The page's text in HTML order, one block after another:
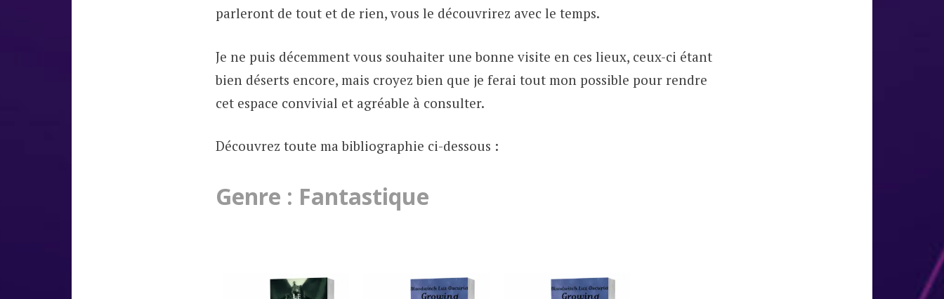
parleront de tout et de rien, vous le découvrirez avec le temps.
Je ne puis décemment vous souhaiter une bonne visite en ces lieux, ceux-ci étant
bien déserts encore, mais croyez bien que je ferai tout mon possible pour rendre
cet espace convivial et agréable à consulter.
Découvrez toute ma bibliographie ci-dessous :
Genre : Fantastique